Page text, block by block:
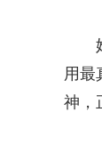
用最
神，